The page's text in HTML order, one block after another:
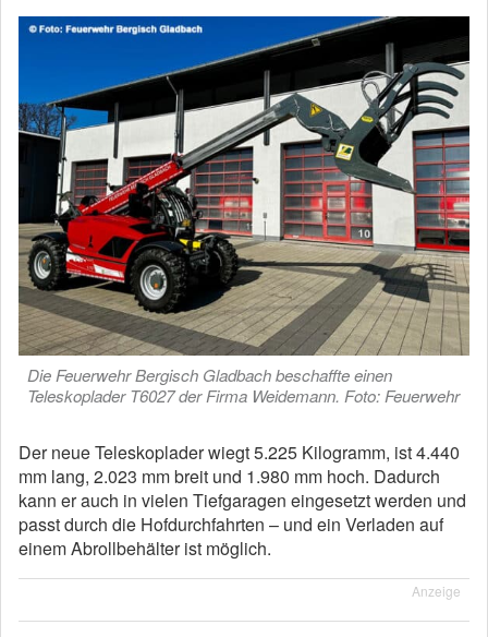
Die Feuerwehr Bergisch Gladbach beschaffte einen
Teleskoplader T6027 der Firma Weidemann. Foto: Feuerwehr
Der neue Teleskoplader wiegt 5.225 Kilogramm, ist 4.440
mm lang, 2.023 mm breit und 1.980 mm hoch. Dadurch
kann er auch in vielen Tiefgaragen eingesetzt werden und
passt durch die Hofdurchfahrten – und ein Verladen auf
einem Abrollbehälter ist möglich.
Anzeige